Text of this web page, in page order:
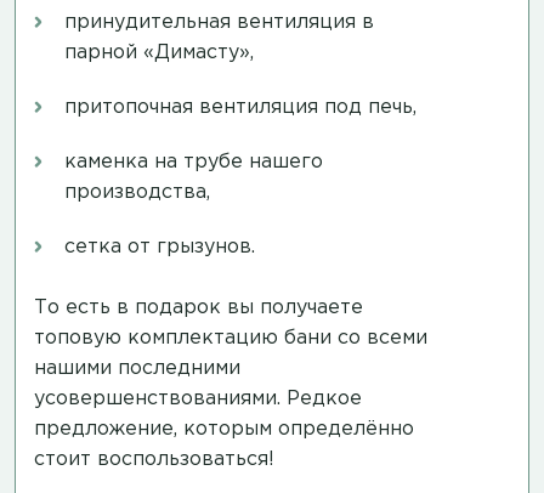
принудительная вентиляция в
парной «Димасту»,
притопочная вентиляция под печь,
каменка на трубе нашего
производства,
сетка от грызунов.
То есть в подарок вы получаете
топовую комплектацию бани со всеми
нашими последними
усовершенствованиями. Редкое
предложение, которым определённо
стоит воспользоваться!